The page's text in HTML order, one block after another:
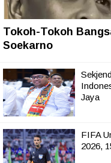
Tokoh-Tokoh
Soekarno
Jaya
FIFA
2026,